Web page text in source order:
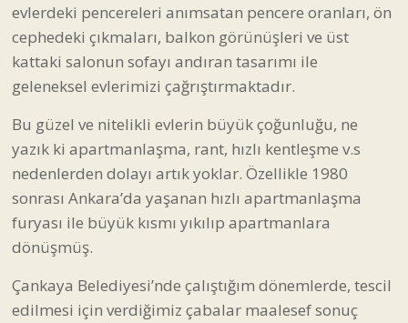
evlerdeki pencereleri anımsatan pencere oranları, ön
cephedeki çıkmaları, balkon görünüşleri ve üst
kattaki salonun sofayı andıran tasarımı ile
geleneksel evlerimizi çağrıştırmaktadır.
Bu güzel ve nitelikli evlerin büyük çoğunluğu, ne
yazık ki apartmanlaşma, rant, hızlı kentleşme v.s
nedenlerden dolayı artık yoklar. Özellikle 1980
sonrası Ankara’da yaşanan hızlı apartmanlaşma
furyası ile büyük kısmı yıkılıp apartmanlara
dönüşmüş.
Çankaya Belediyesi’nde çalıştığım dönemlerde, tescil
edilmesi için verdiğimiz çabalar maalesef sonuç